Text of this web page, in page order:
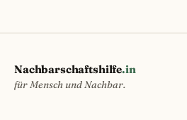
Nachbarschaftshilfe.in
für Mensch und Nachbar.